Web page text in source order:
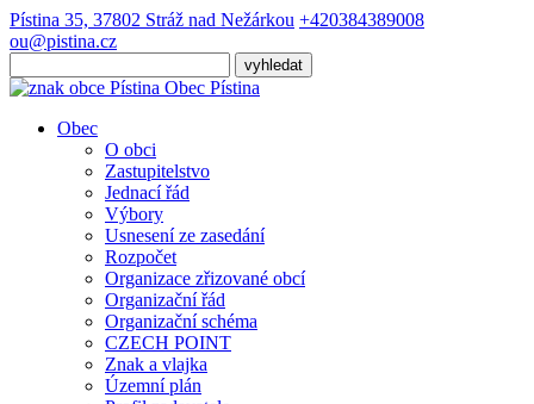
Pístina 35, 37802 Stráž nad Nežárkou +420384389008
ou@pistina.cz
Obec Pístina
Obec
O obci
Zastupitelstvo
Jednací řád
Výbory
Usnesení ze zasedání
Rozpočet
Organizace zřizované obcí
Organizační řád
Organizační schéma
CZECH POINT
Znak a vlajka
Územní plán